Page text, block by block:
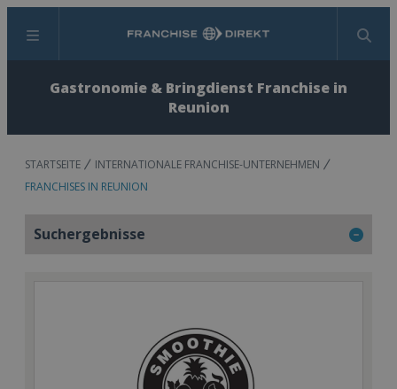
Menü Suchen
Gastronomie & Bringdienst Franchise in
Reunion
STARTSEITE
INTERNATIONALE FRANCHISE-UNTERNEHMEN
FRANCHISES IN REUNION
Suchergebnisse